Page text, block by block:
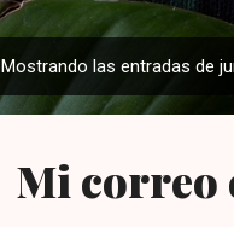
Mostrando las entradas de
Mi correo